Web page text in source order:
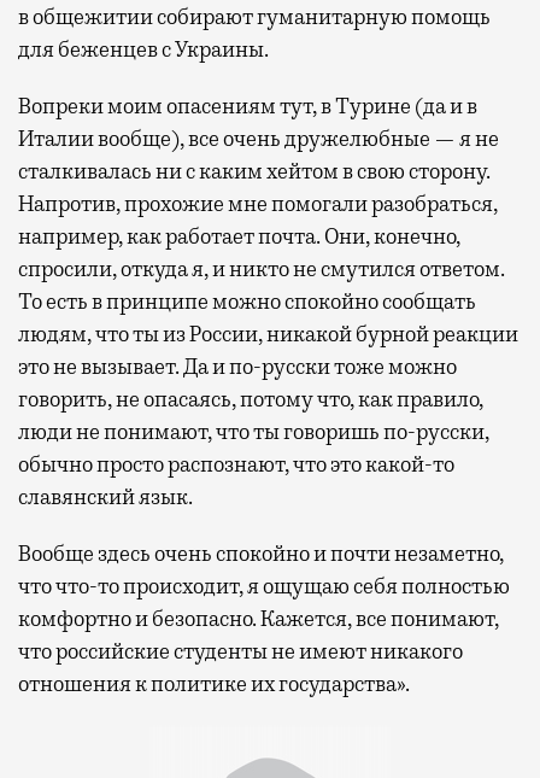
в общежитии собирают гуманитарную помощь
для беженцев с Украины.
Вопреки моим опасениям тут, в Турине (да и в
Италии вообще), все очень дружелюбные — я не
сталкивалась ни с каким хейтом в свою сторону.
Напротив, прохожие мне помогали разобраться,
например, как работает почта. Они, конечно,
спросили, откуда я, и никто не смутился ответом.
То есть в принципе можно спокойно сообщать
людям, что ты из России, никакой бурной реакции
это не вызывает. Да и по-русски тоже можно
говорить, не опасаясь, потому что, как правило,
люди не понимают, что ты говоришь по-русски,
обычно просто распознают, что это какой-то
славянский язык.
Вообще здесь очень спокойно и почти незаметно,
что что-то происходит, я ощущаю себя полностью
комфортно и безопасно. Кажется, все понимают,
что российские студенты не имеют никакого
отношения к политике их государства».